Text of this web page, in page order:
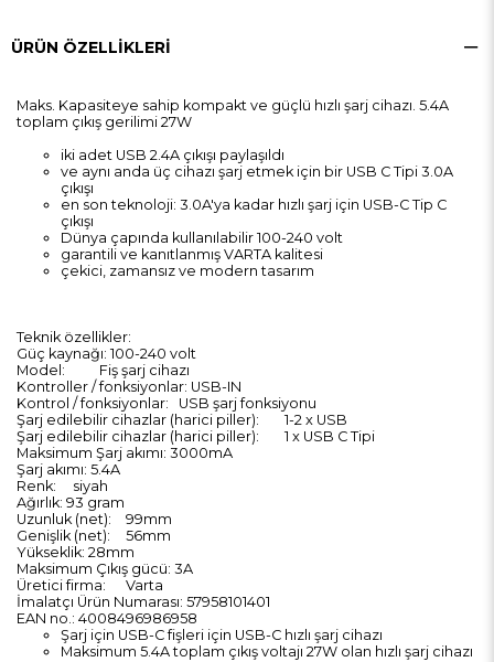
ÜRÜN ÖZELLIKLERI
Maks. Kapasiteye sahip kompakt ve güçlü hızlı şarj cihazı. 5.4A
toplam çıkış gerilimi 27W
iki adet USB 2.4A çıkışı paylaşıldı
ve aynı anda üç cihazı şarj etmek için bir USB C Tipi 3.0A
çıkışı
en son teknoloji: 3.0A'ya kadar hızlı şarj için USB-C Tip C
çıkışı
Dünya çapında kullanılabilir 100-240 volt
garantili ve kanıtlanmış VARTA kalitesi
çekici, zamansız ve modern tasarım
Teknik özellikler:
Güç kaynağı: 100-240 volt
Model:
Fiş şarj cihazı
Kontroller / fonksiyonlar: USB-IN
Kontrol / fonksiyonlar:
USB şarj fonksiyonu
Şarj edilebilir cihazlar (harici piller):
1-2 x USB
Şarj edilebilir cihazlar (harici piller):
1 x USB C Tipi
Maksimum Şarj akımı: 3000mA
Şarj akımı: 5.4A
Renk:
siyah
Ağırlık: 93 gram
Uzunluk (net):
99mm
Genişlik (net):
56mm
Yükseklik: 28mm
Maksimum Çıkış gücü: 3A
Üretici firma:
Varta
İmalatçı Ürün Numarası: 57958101401
EAN no.: 4008496986958
Şarj için USB-C fişleri için USB-C hızlı şarj cihazı
Maksimum 5.4A toplam çıkış voltajı 27W olan hızlı şarj cihazı